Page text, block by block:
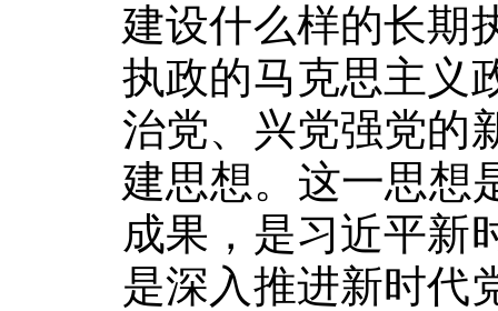
建设什么样的长期
执政的马克思主义
治党、兴党强党的
建思想。这一思想
成果，是习近平新
是深入推进新时代